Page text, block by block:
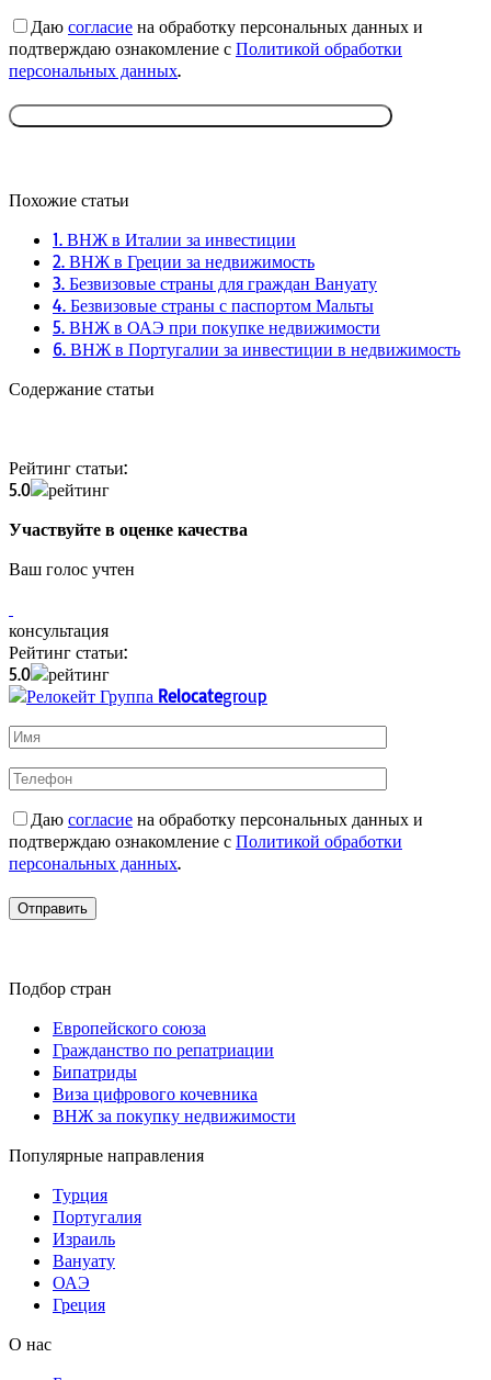
Даю согласие на обработку персональных данных и
подтверждаю ознакомление с Политикой обработки
персональных данных.
Похожие статьи
1. ВНЖ в Италии за инвестиции
2. ВНЖ в Греции за недвижимость
3. Безвизовые страны для граждан Вануату
4. Безвизовые страны с паспортом Мальты
5. ВНЖ в ОАЭ при покупке недвижимости
6. ВНЖ в Португалии за инвестиции в недвижимость
Содержание статьи
Рейтинг статьи:
5.0
Участвуйте в оценке качества
Ваш голос учтен
консультация
Рейтинг статьи:
5.0
Relocategroup
Даю согласие на обработку персональных данных и
подтверждаю ознакомление с Политикой обработки
персональных данных.
Подбор стран
Европейского союза
Гражданство по репатриации
Бипатриды
Виза цифрового кочевника
ВНЖ за покупку недвижимости
Популярные направления
Турция
Португалия
Израиль
Вануату
ОАЭ
Греция
О нас